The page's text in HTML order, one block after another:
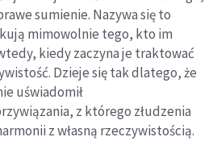
sumienie. Nazywa się to
mimowolnie tego, kto im
kiedy zaczyna je traktować
Dzieje się tak dlatego, że
uświadomił
z którego złudzenia
z własną rzeczywistością.